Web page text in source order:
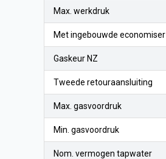
Max. werkdruk
Met ingebouwde economiser
Gaskeur NZ
Tweede retouraansluiting
Max. gasvoordruk
Min. gasvoordruk
Nom. vermogen tapwater